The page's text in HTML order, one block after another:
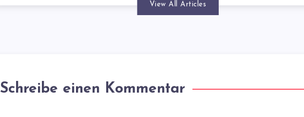
View All Articles
Schreibe einen Kommentar